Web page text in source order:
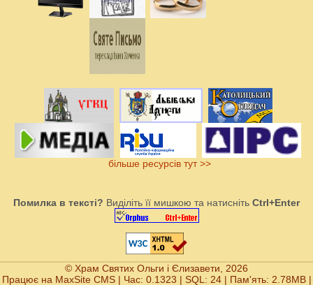
більше ресурсів тут >>
Помилка в тексті? Виділіть її мишкою та натисніть Ctrl+Enter
© Храм Святих Ольги і Єлизавети, 2026
Працює на MaxSite CMS| Час: 0.1323 | SQL: 24 | Пам'ять: 2.78MB|